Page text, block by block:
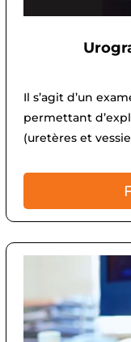
Il s’agit d’un
permettant
(uretères et